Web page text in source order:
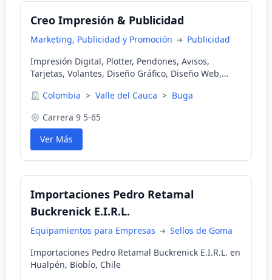
Creo Impresión & Publicidad
Marketing, Publicidad y Promoción
Publicidad
Impresión Digital, Plotter, Pendones, Avisos,
Tarjetas, Volantes, Diseño Gráfico, Diseño Web,
Videos, Servicio de Video y Fotografía Aérea en
Colombia > Valle del Cauca > Buga
Carrera 9 5-65
Ver Más
Importaciones Pedro Retamal
Buckrenick E.I.R.L.
Equipamientos para Empresas
Sellos de Goma
Importaciones Pedro Retamal Buckrenick E.I.R.L. en
Hualpén, Biobío, Chile